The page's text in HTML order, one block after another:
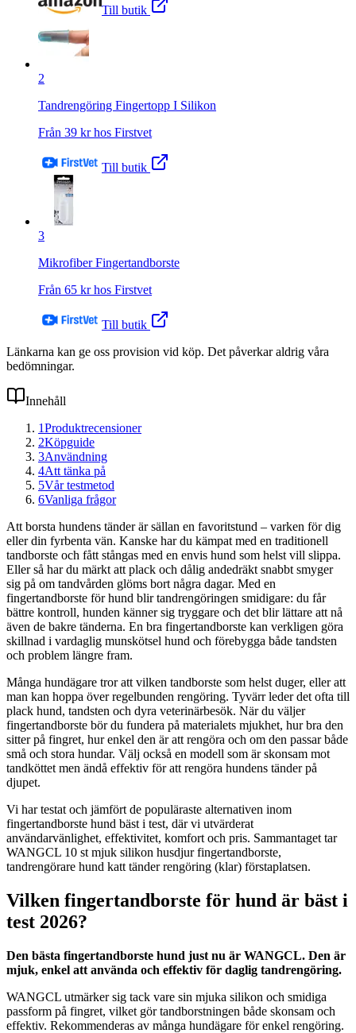
Till butik
2
Tandrengöring Fingertopp I Silikon
Från 39 kr hos Firstvet
Till butik
3
Mikrofiber Fingertandborste
Från 65 kr hos Firstvet
Till butik
Länkarna kan ge oss provision vid köp. Det påverkar aldrig våra
bedömningar.
Innehåll
1Produktrecensioner
2Köpguide
3Användning
4Att tänka på
5Vår testmetod
6Vanliga frågor
Att borsta hundens tänder är sällan en favoritstund – varken för dig
eller din fyrbenta vän. Kanske har du kämpat med en traditionell
tandborste och fått stångas med en envis hund som helst vill slippa.
Eller så har du märkt att plack och dålig andedräkt snabbt smyger
sig på om tandvården glöms bort några dagar. Med en
fingertandborste för hund blir tandrengöringen smidigare: du får
bättre kontroll, hunden känner sig tryggare och det blir lättare att nå
även de bakre tänderna. En bra fingertandborste kan verkligen göra
skillnad i vardaglig munskötsel hund och förebygga både tandsten
och problem längre fram.
Många hundägare tror att vilken tandborste som helst duger, eller att
man kan hoppa över regelbunden rengöring. Tyvärr leder det ofta till
plack hund, tandsten och dyra veterinärbesök. När du väljer
fingertandborste bör du fundera på materialets mjukhet, hur bra den
sitter på fingret, hur enkel den är att rengöra och om den passar både
små och stora hundar. Välj också en modell som är skonsam mot
tandköttet men ändå effektiv för att rengöra hundens tänder på
djupet.
Vi har testat och jämfört de populäraste alternativen inom
fingertandborste hund bäst i test, där vi utvärderat
användarvänlighet, effektivitet, komfort och pris. Sammantaget tar
WANGCL 10 st mjuk silikon husdjur fingertandborste,
tandrengörare hund katt tänder rengöring (klar) förstaplatsen.
Vilken fingertandborste för hund är bäst i
test 2026?
Den bästa fingertandborste hund just nu är WANGCL. Den är
mjuk, enkel att använda och effektiv för daglig tandrengöring.
WANGCL utmärker sig tack vare sin mjuka silikon och smidiga
passform på fingret, vilket gör tandborstningen både skonsam och
effektiv. Rekommenderas av många hundägare för enkel rengöring.